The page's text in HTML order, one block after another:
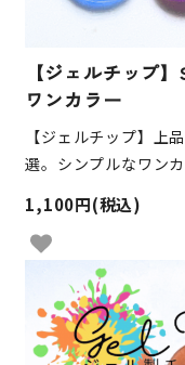
【ジェルチップ
ワンカラー
【ジェルチップ】上
選。シンプルなワン
1,100円(税込)